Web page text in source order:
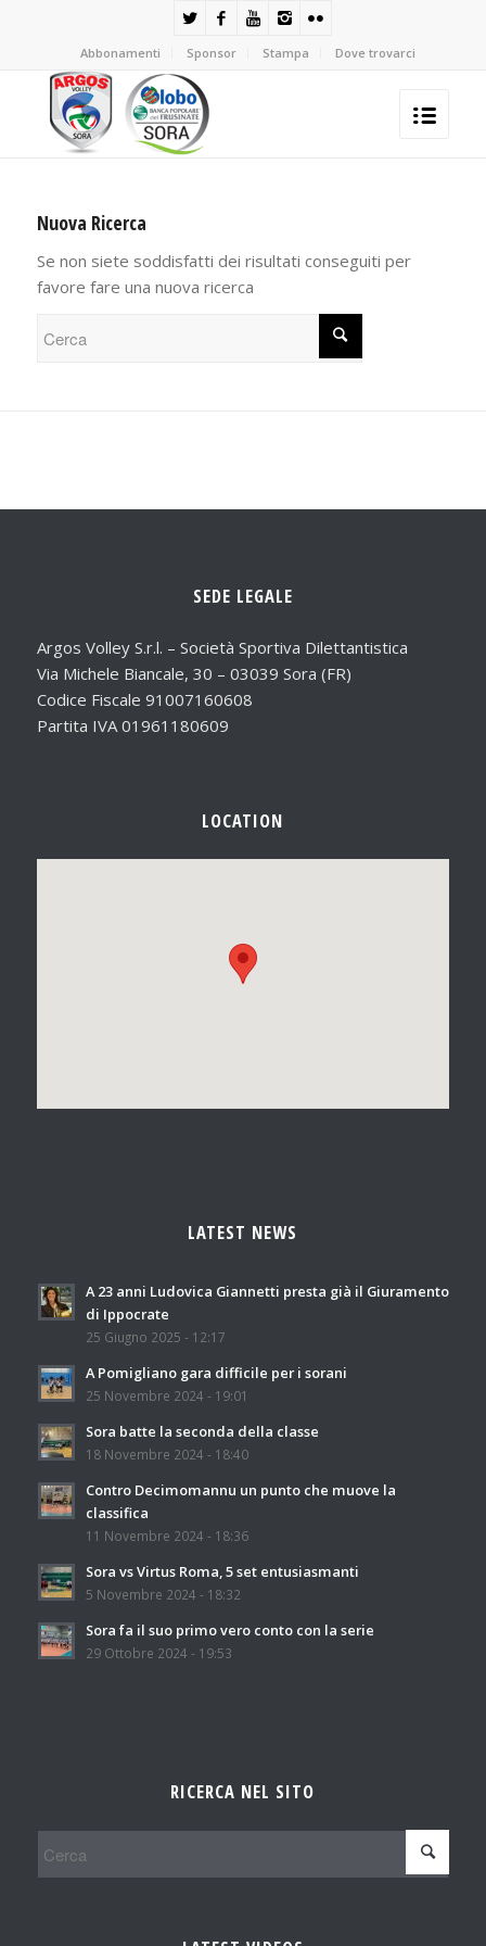
Abbonamenti Sponsor Stampa Dove trovarci
Nuova Ricerca
Se non siete soddisfatti dei risultati conseguiti per
favore fare una nuova ricerca
SEDE LEGALE
Argos Volley S.r.l. – Società Sportiva Dilettantistica
Via Michele Biancale, 30 – 03039 Sora (FR)
Codice Fiscale 91007160608
Partita IVA 01961180609
LOCATION
LATEST NEWS
A 23 anni Ludovica Giannetti presta già il Giuramento
di Ippocrate
25 Giugno 2025 - 12:17
A Pomigliano gara difficile per i sorani
25 Novembre 2024 - 19:01
Sora batte la seconda della classe
18 Novembre 2024 - 18:40
Contro Decimomannu un punto che muove la
classifica
11 Novembre 2024 - 18:36
Sora vs Virtus Roma, 5 set entusiasmanti
5 Novembre 2024 - 18:32
Sora fa il suo primo vero conto con la serie
29 Ottobre 2024 - 19:53
RICERCA NEL SITO